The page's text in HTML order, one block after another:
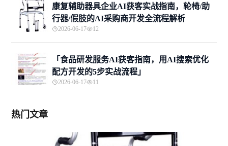
康复辅助器具企业AI获客实战指南，轮椅/助
行器/假肢的AI采购商开发全流程解析
2026-06-17 12
「食品研发服务AI获客指南，用AI搜索优化
配方开发的5步实战流程」
2026-06-17 11
热门文章